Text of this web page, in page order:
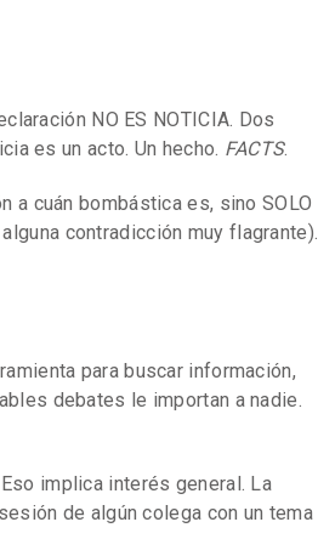
NO ES NOTICIA. Dos
es un acto. Un hecho. FACTS.
a cuán bombástica es, sino SOLO
contradicción muy flagrante).
para buscar información,
debates le importan a nadie.
implica interés general. La
de algún colega con un tema